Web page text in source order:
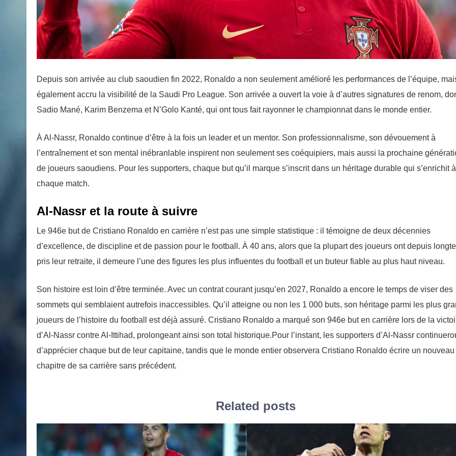
Depuis son arrivée au club saoudien fin 2022, Ronaldo a non seulement amélioré les performances de l’équipe,
également accru la visibilité de la Saudi Pro League. Son arrivée a ouvert la voie à d’autres signatures de renom,
Sadio Mané, Karim Benzema et N’Golo Kanté, qui ont tous fait rayonner le championnat dans le monde entier.
À Al-Nassr, Ronaldo continue d’être à la fois un leader et un mentor. Son professionnalisme, son dévouement à
l’entraînement et son mental inébranlable inspirent non seulement ses coéquipiers, mais aussi la prochaine
de joueurs saoudiens. Pour les supporters, chaque but qu’il marque s’inscrit dans un héritage durable qui s’enrichit à
chaque match.
Al-Nassr et la route à suivre
Le 946e but de Cristiano Ronaldo en carrière n’est pas une simple statistique : il témoigne de deux décennies
d’excellence, de discipline et de passion pour le football. À 40 ans, alors que la plupart des joueurs ont depuis
pris leur retraite, il demeure l’une des figures les plus influentes du football et un buteur fiable au plus haut niveau.
Son histoire est loin d’être terminée. Avec un contrat courant jusqu’en 2027, Ronaldo a encore le temps de viser des
sommets qui semblaient autrefois inaccessibles. Qu’il atteigne ou non les 1 000 buts, son héritage parmi les plus
joueurs de l’histoire du football est déjà assuré. Cristiano Ronaldo a marqué son 946e but en carrière lors de la
d’Al-Nassr contre Al-Ittihad, prolongeant ainsi son total historique.Pour l’instant, les supporters d’Al-Nassr
d’apprécier chaque but de leur capitaine, tandis que le monde entier observera Cristiano Ronaldo écrire un nouveau
chapitre de sa carrière sans précédent.
Related posts